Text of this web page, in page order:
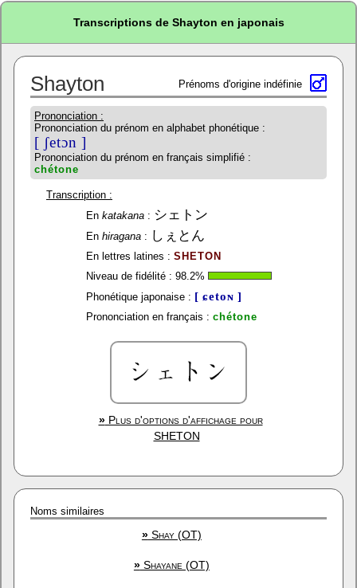
Transcriptions de Shayton en japonais
Shayton Prénoms d'origine indéfinie
Prononciation :
Prononciation du prénom en alphabet phonétique :
[ ʃetɔn ]
Prononciation du prénom en français simplifié :
chétone
Transcription :
En katakana: シェトン
En hiragana: しぇとん
En lettres latines : SHETON
Niveau de fidélité : 98.2%
Phonétique japonaise : [ ɕetoɴ ]
Prononciation en français : chétone
»Plus d'options d'affichage pour
SHETON
Noms similaires
»Shay (OT)
»Shayane (OT)